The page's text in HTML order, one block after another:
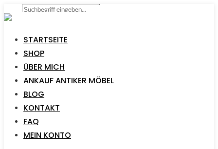
STARTSEITE
SHOP
ÜBER MICH
ANKAUF ANTIKER MÖBEL
BLOG
KONTAKT
FAQ
MEIN KONTO